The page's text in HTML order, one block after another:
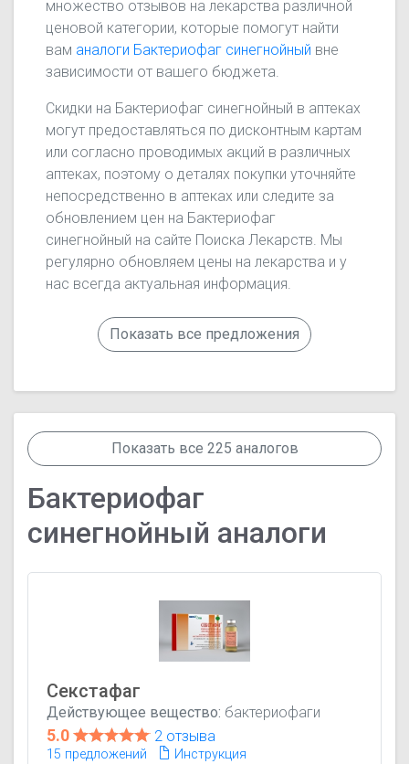
множество отзывов на лекарства различной
ценовой категории, которые помогут найти
вам аналоги Бактериофаг синегнойный вне
зависимости от вашего бюджета.
Скидки на Бактериофаг синегнойный в аптеках
могут предоставляться по дисконтным картам
или согласно проводимых акций в различных
аптеках, поэтому о деталях покупки уточняйте
непосредственно в аптеках или следите за
обновлением цен на Бактериофаг
синегнойный на сайте Поиска Лекарств. Мы
регулярно обновляем цены на лекарства и у
нас всегда актуальная информация.
Показать все предложения
Показать все 225 аналогов
Бактериофаг
синегнойный аналоги
Секстафаг
Действующее вещество: бактериофаги
5.0 2 отзыва
15 предложений Инструкция